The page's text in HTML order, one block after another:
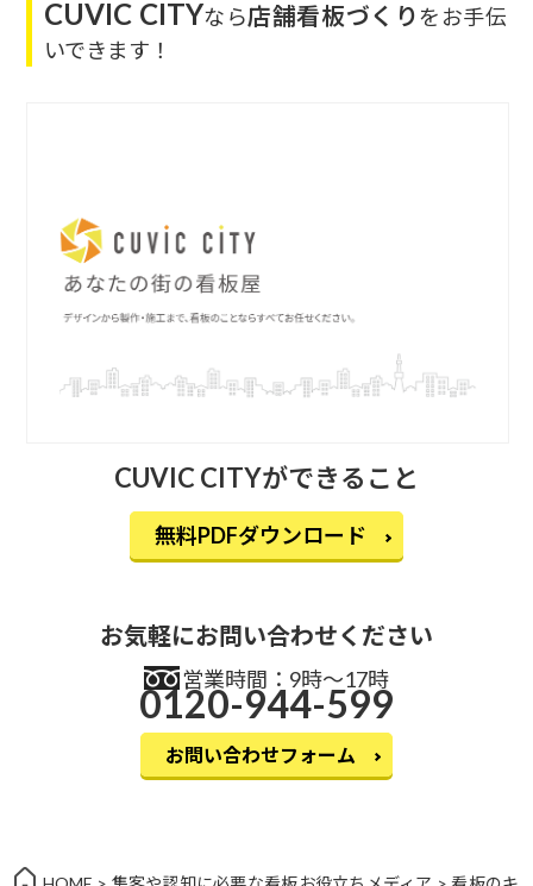
CUVIC CITYなら店舗看板づくりをお手伝
いできます！
CUVIC CITYができること
無料PDFダウンロード
お気軽にお問い合わせください
営業時間：9時〜17時
0120-944-599
お問い合わせフォーム